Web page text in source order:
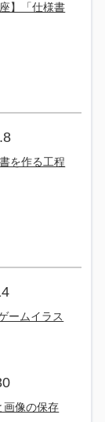
】「仕様書
を作る工程
ームイラス
画像の保存